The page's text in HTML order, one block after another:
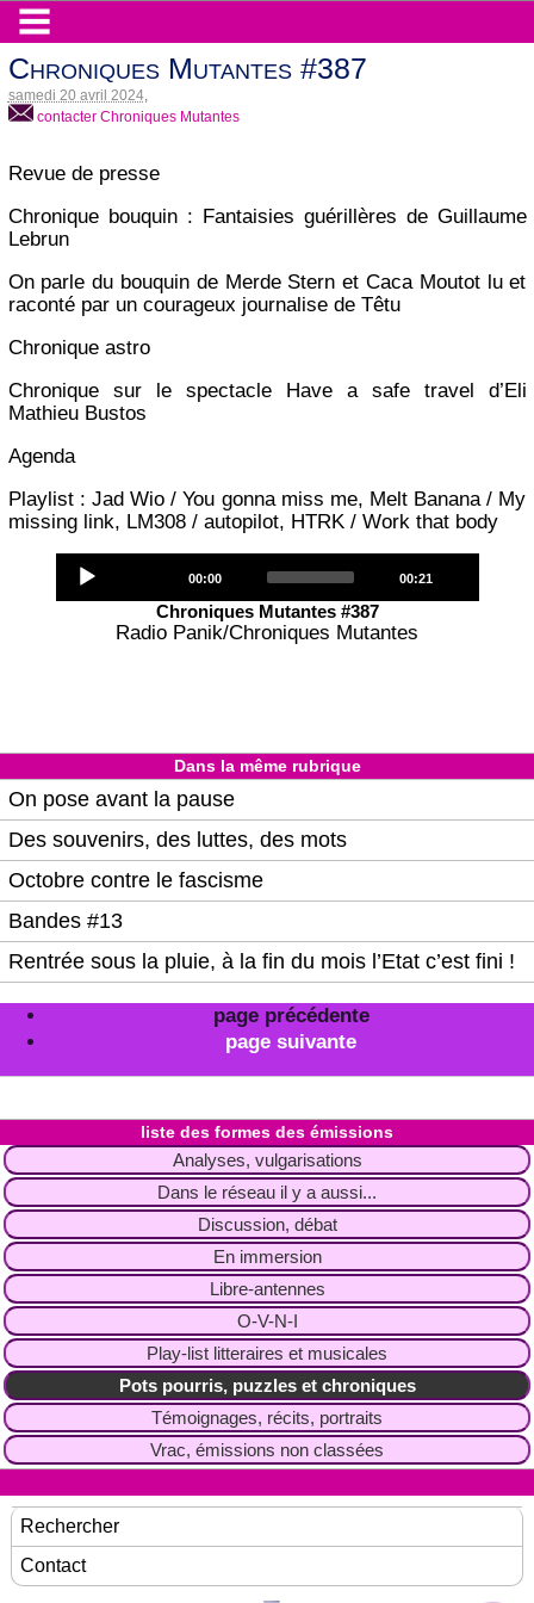
Chroniques Mutantes #387
samedi 20 avril 2024,
contacter Chroniques Mutantes
Revue de presse
Chronique bouquin : Fantaisies guérillères de Guillaume
Lebrun
On parle du bouquin de Merde Stern et Caca Moutot lu et
raconté par un courageux journalise de Têtu
Chronique astro
Chronique sur le spectacle Have a safe travel d’Eli
Mathieu Bustos
Agenda
Playlist : Jad Wio / You gonna miss me, Melt Banana / My
missing link, LM308 / autopilot, HTRK / Work that body
Player
Current
00:00
Total
00:21
Chroniques Mutantes #387
Radio Panik/Chroniques Mutantes
Dans la même rubrique
On pose avant la pause
Des souvenirs, des luttes, des mots
Octobre contre le fascisme
Bandes #13
Rentrée sous la pluie, à la fin du mois l’Etat c’est fini !
page précédente
page suivante
liste des formes des émissions
Analyses, vulgarisations
Dans le réseau il y a aussi...
Discussion, débat
En immersion
Libre-antennes
O-V-N-I
Play-list litteraires et musicales
Pots pourris, puzzles et chroniques
Témoignages, récits, portraits
Vrac, émissions non classées
Rechercher
Contact